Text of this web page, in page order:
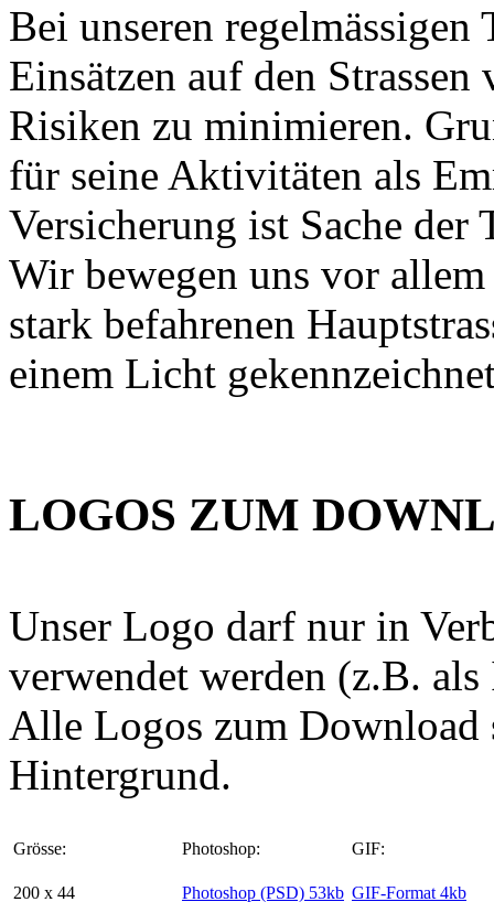
Bei unseren
Einsätzen auf den
Risiken zu minimieren.
für seine Aktivitäten als
Versicherung ist Sache der
Wir bewegen uns vor
stark befahrenen
einem Licht
LOGOS ZUM
Unser Logo darf nur in
verwendet werden (z.B.
Alle Logos zum Download
Hintergrund.
Grösse: Photoshop: GIF:
200 x 44 Photoshop (PSD) 53kb GIF-Format 4kb